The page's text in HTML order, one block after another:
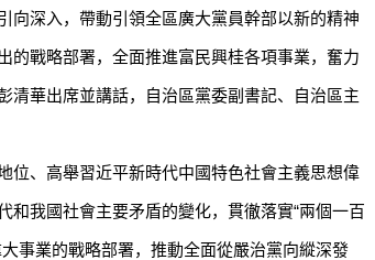
向深入，帶動引領全區廣大黨員幹部以新的精神
的戰略部署，全面推進富民興桂各項事業，奮力
清華出席並講話，自治區黨委副書記、自治區主
、高舉習近平新時代中國特色社會主義思想偉
和我國社會主要矛盾的變化，貫徹落實“兩個一百
事業的戰略部署，推動全面從嚴治黨向縱深發